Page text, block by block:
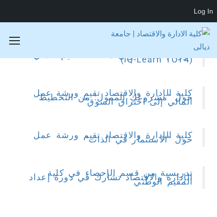
Log In
(IQ-Learn TOT4)
كلية الإدارة والاقتصاد تقيم ورشة عمل
حول “مشروعكِ الممول: من التخطيط
المالي إلى اختراق السوق”
كلية الإدارة والاقتصاد تقيم ورشة عمل
حول “الاستثمار في الذات”
تدريسية من قسم الإحصاء في كلية
الإدارة والاقتصاد تشارك في دورة إعداد
المقيم الوطني